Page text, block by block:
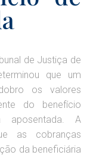
de Justiça de
que um
os valores
do benefício
aposentada. A
as cobranças
da beneficiária